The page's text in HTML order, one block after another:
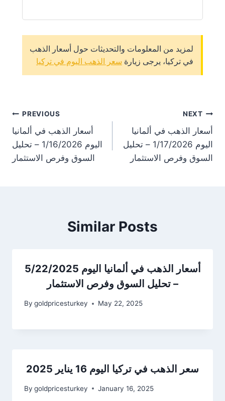
لمزيد من المعلومات والتحديثات حول أسعار الذهب
في تركيا، يرجى زيارة سعر الذهب اليوم في تركيا
PREVIOUS
أسعار الذهب في ألمانيا
اليوم 1/16/2026 – تحليل
السوق وفرص الاستثمار
NEXT
أسعار الذهب في ألمانيا
اليوم 1/17/2026 – تحليل
السوق وفرص الاستثمار
Similar Posts
أسعار الذهب في ألمانيا اليوم 5/22/2025
– تحليل السوق وفرص الاستثمار
By goldpricesturkey May 22, 2025
سعر الذهب في تركيا اليوم 16 يناير 2025
By goldpricesturkey January 16, 2025